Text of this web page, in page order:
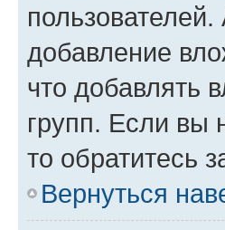
добавление
что добавлять
групп. Если вы
то обратитесь
Вернуться